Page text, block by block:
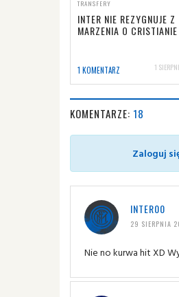
TRANSFERY
INTER NIE REZYGNUJE Z
MARZENIA O CRISTIANIE
1 KOMENTARZ 1
KOMENTARZE: 18
Zaloguj
INTER00
29 SIERPNIA
Nie no kurwa hit XD